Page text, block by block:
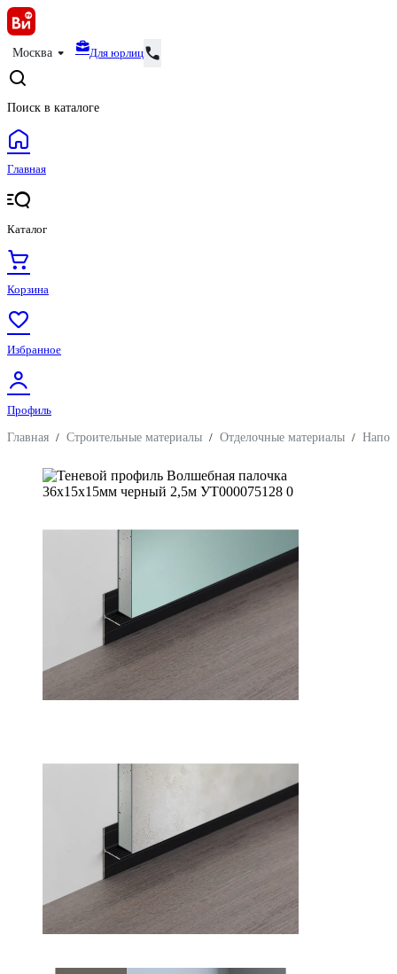
Москва Для юрлиц
Поиск в каталоге
Главная
Каталог
Корзина
Избранное
Профиль
Главная / Строительные материалы / Отделочные материалы /